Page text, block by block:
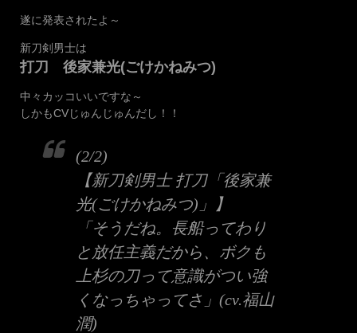
遂に発表されたよ～
新刀剣男士は
打刀 後家兼光(ごけかねみつ)
中々カッコいいですな～
しかもCVじゅんじゅんだし！！
(2/2)
【新刀剣男士 打刀「後家兼
光(ごけかねみつ)」】
「そうだね。長船ってわり
と放任主義だから、ボクも
上杉の刀って意識がつい強
くなっちゃってさ」(cv.福山
潤)